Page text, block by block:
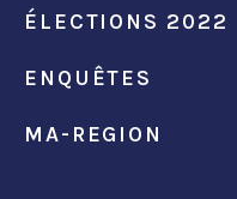
ÉLECTIONS 2022
ENQUÊTES
MA-REGION